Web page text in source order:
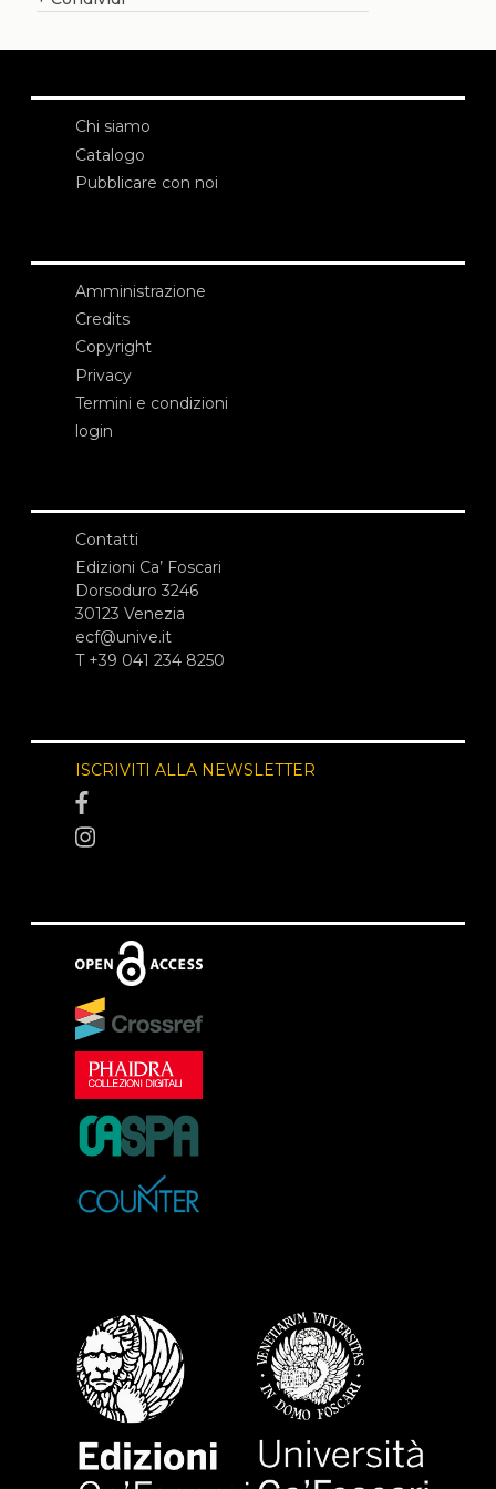
Chi siamo
Catalogo
Pubblicare con noi
Amministrazione
Credits
Copyright
Privacy
Termini e condizioni
login
Contatti
Edizioni Ca’ Foscari
Dorsoduro 3246
30123 Venezia
ecf@unive.it
T +39 041 234 8250
ISCRIVITI ALLA NEWSLETTER